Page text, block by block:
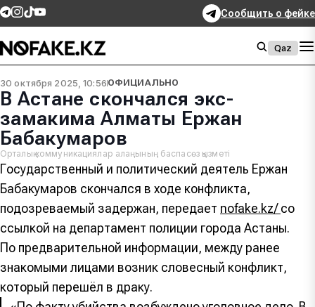
Сообщить о фейке
Qaz
30 октября 2025, 10:56ОФИЦИАЛЬНО
В Астане скончался экс-
замакима Алматы Ержан
Бабакумаров
Орталық коммуникациялар алаңының баспасөз қызметі
Государственный и политический деятель Ержан
Бабакумаров скончался в ходе конфликта,
подозреваемый задержан, передает nofake.kz/со
ссылкой на департамент полиции города Астаны.
По предварительной информации, между ранее
знакомыми лицами возник словесный конфликт,
который перешёл в драку.